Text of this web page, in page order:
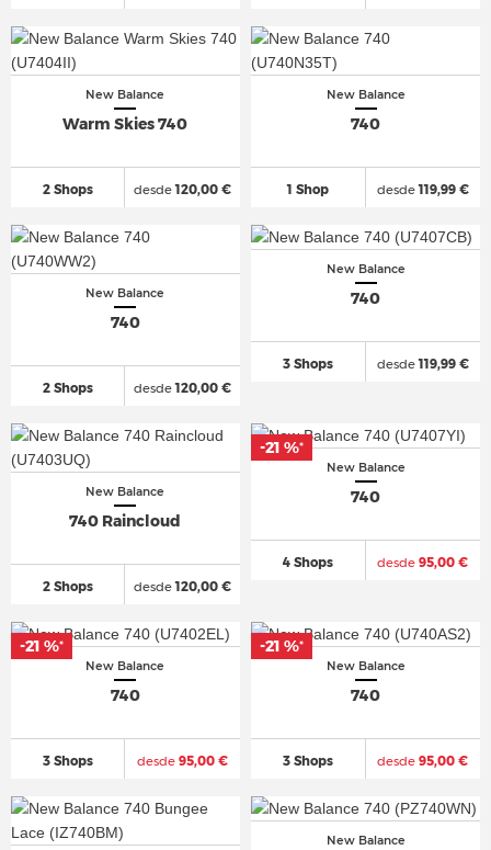
New Balance
Warm Skies 740
2 Shops desde120,00 €
New Balance
740
1 Shop desde119,99 €
New Balance
740
2 Shops desde120,00 €
New Balance
740
3 Shops desde119,99 €
New Balance
740 Raincloud
2 Shops desde120,00 €
New Balance
740
4 Shops desde 95,00 €
-21 %*
New Balance
740
3 Shops desde95,00 €
-21 %*
New Balance
740
3 Shops desde 95,00 €
-21 %*
New Balance